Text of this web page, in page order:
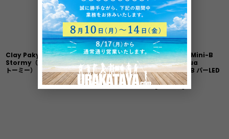
Clay Paky Tambora
Stormy（タンボラ ス
トーミー）
CL2026]
Clay Paky Tambora
Rays（タンボラ レイ
ズ）[CL2025]
Clay Paky Mini-B
ParLED Aqua
WW（ミニ-B パーLED
アクア WW）
[CL2017]